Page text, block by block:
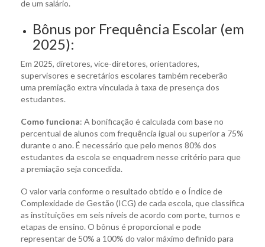
de um salário.
Bônus por Frequência Escolar (em
2025):
Em 2025, diretores, vice-diretores, orientadores,
supervisores e secretários escolares também receberão
uma premiação extra vinculada à taxa de presença dos
estudantes.
Como funciona: A bonificação é calculada com base no
percentual de alunos com frequência igual ou superior a 75%
durante o ano. É necessário que pelo menos 80% dos
estudantes da escola se enquadrem nesse critério para que
a premiação seja concedida.
O valor varia conforme o resultado obtido e o Índice de
Complexidade de Gestão (ICG) de cada escola, que classifica
as instituições em seis níveis de acordo com porte, turnos e
etapas de ensino. O bônus é proporcional e pode
representar de 50% a 100% do valor máximo definido para